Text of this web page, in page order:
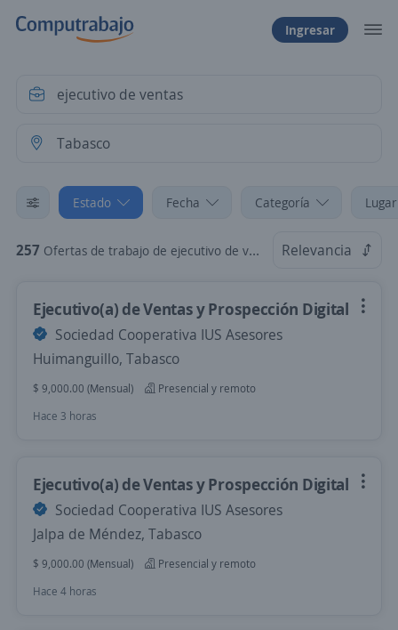
Ingresar
Estado Fecha Categoría
257 Ofertas de trabajo de ejecutivo de ventas en Tabasco Relevancia
Ejecutivo(a) de Ventas y Prospección Digital
Sociedad Cooperativa IUS Asesores
Huimanguillo, Tabasco
$ 9,000.00 (Mensual)
Presencial y remoto
Hace 3 horas
Ejecutivo(a) de Ventas y Prospección Digital
Sociedad Cooperativa IUS Asesores
Jalpa de Méndez, Tabasco
$ 9,000.00 (Mensual)
Presencial y remoto
Hace 4 horas